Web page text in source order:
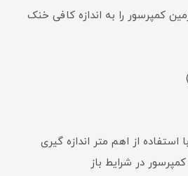
کمپرسور را به اندازه کافی خنک
استفاده از اهم متر اندازه گیری
در شرایط باز